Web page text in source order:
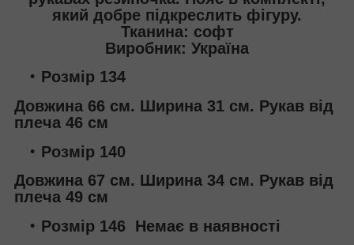
який добре підкреслить фігуру.
Тканина: софт
Виробник: Україна
Розмір 134
Довжина 66 см. Ширина 31 см. Рукав від
плеча 46 см
Розмір 140
Довжина 67 см. Ширина 34 см. Рукав від
плеча 49 см
Розмір 146 Немає в наявності